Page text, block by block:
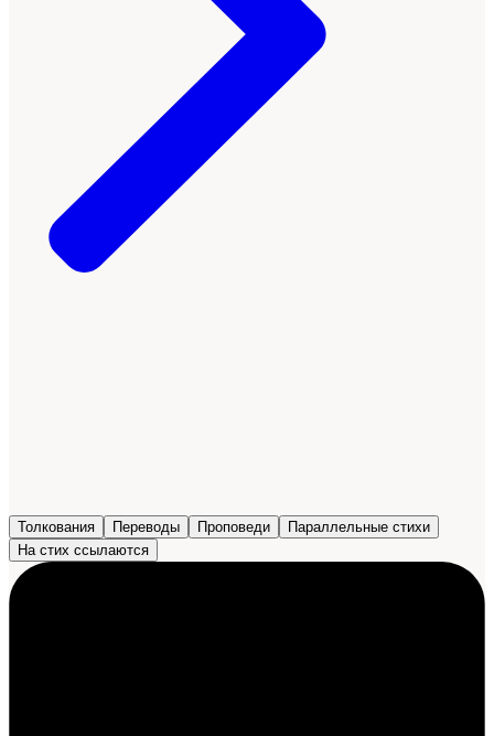
Толкования Переводы Проповеди
Параллельные стихи
На стих ссылаются